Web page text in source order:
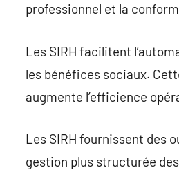
professionnel et la
Les SIRH facilitent
les bénéfices sociaux.
augmente l’efficience
Les SIRH fournissent des
gestion plus structurée